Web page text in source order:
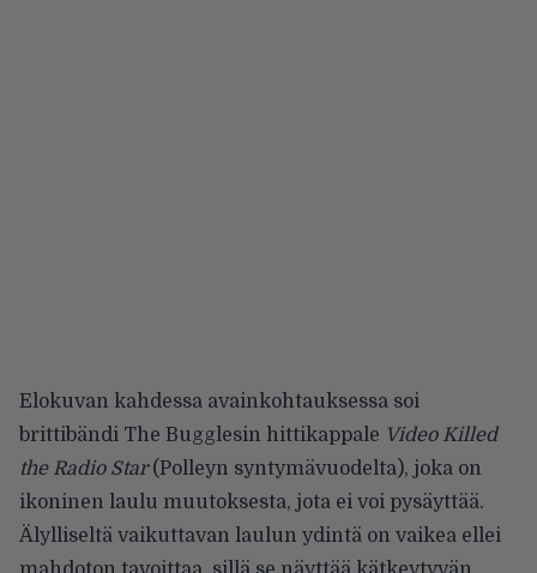
Elokuvan kahdessa avainkohtauksessa soi
brittibändi The Bugglesin hittikappale Video Killed
the Radio Star(Polleyn syntymävuodelta), joka on
ikoninen laulu muutoksesta, jota ei voi pysäyttää.
Älylliseltä vaikuttavan laulun ydintä on vaikea ellei